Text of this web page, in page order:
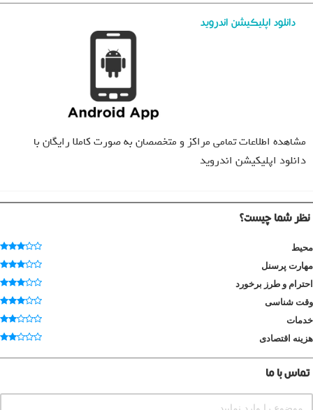
دانلود اپلیکیشن اندروید
مشاهده اطلاعات تمامی مراکز و متخصصان به صورت کاملا رایگان با
دانلود اپلیکیشن اندروید
نظر شما چیست؟
محیط
مهارت پرسنل
احترام و طرز برخورد
وقت شناسی
خدمات
هزینه اقتصادی
تماس با ما